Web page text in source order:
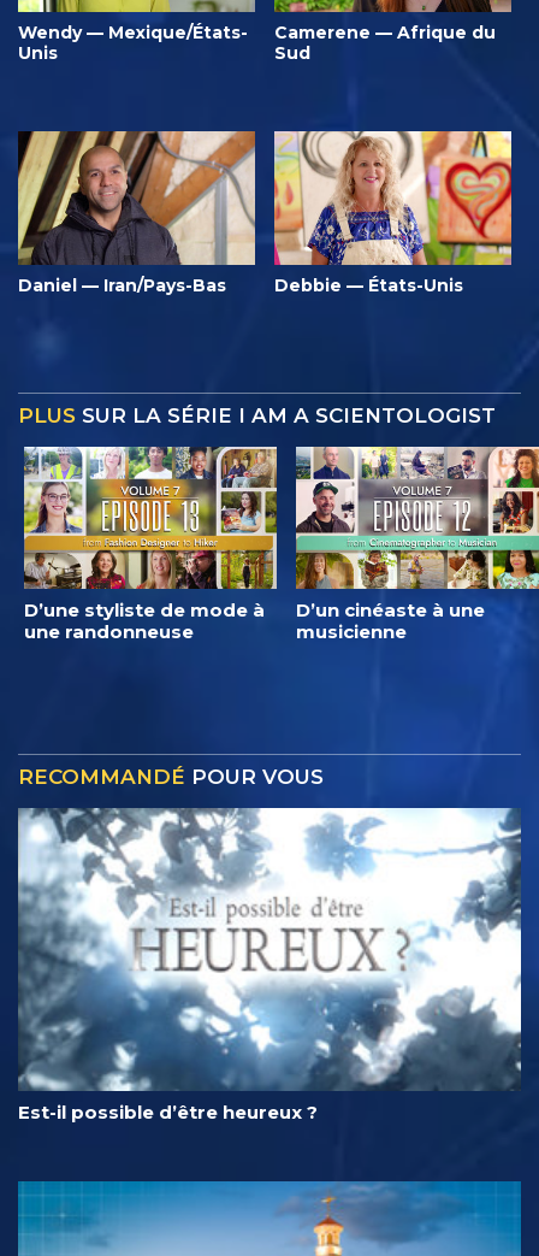
Wendy — Mexique/États-
Unis
Camerene — Afrique du
Sud
Daniel — Iran/Pays-Bas Debbie — États-Unis
PLUS SUR LA SÉRIE I AM A SCIENTOLOGIST
D’une styliste de mode à
une randonneuse
D’un cinéaste à une
musicienne
RECOMMANDÉ POUR VOUS
Est-il possible d’être heureux ?